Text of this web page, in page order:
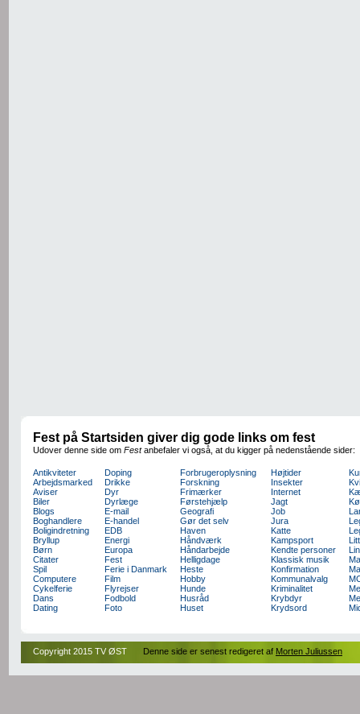
Fest på Startsiden giver dig gode links om fest
Udover denne side om Festanbefaler vi også, at du kigger på nedenstående sider:
Antikviteter
Arbejdsmarked
Aviser
Biler
Blogs
Boghandlere
Boligindretning
Bryllup
Børn
Citater
Spil
Computere
Cykelferie
Dans
Dating
Doping
Drikke
Dyr
Dyrlæge
E-mail
E-handel
EDB
Energi
Europa
Fest
Ferie i Danmark
Film
Flyrejser
Fodbold
Foto
Forbrugeroplysning
Forskning
Frimærker
Førstehjælp
Geografi
Gør det selv
Haven
Håndværk
Håndarbejde
Helligdage
Heste
Hobby
Hunde
Husråd
Huset
Højtider
Insekter
Internet
Jagt
Job
Jura
Katte
Kampsport
Kendte personer
Klassisk musik
Konfirmation
Kommunalvalg
Kriminalitet
Krybdyr
Krydsord
Copyright 2015 TV ØST Denne side er senest redigeret af Morten Juliussen